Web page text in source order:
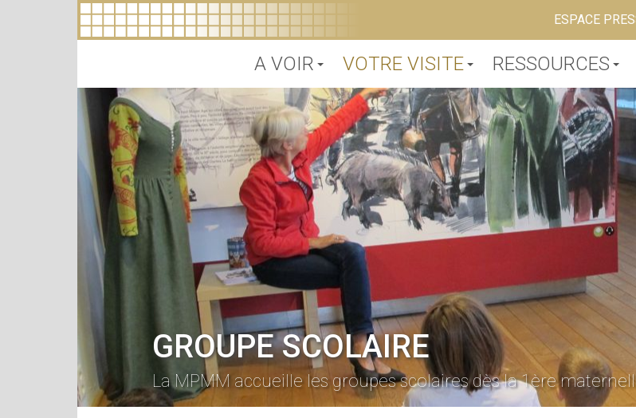
ESPACE
A VOIR VOTRE VISITE RESSOURCES
GROUPE SCOLAIRE
La MPMM accueille les groupes scolaires dès la 1ère